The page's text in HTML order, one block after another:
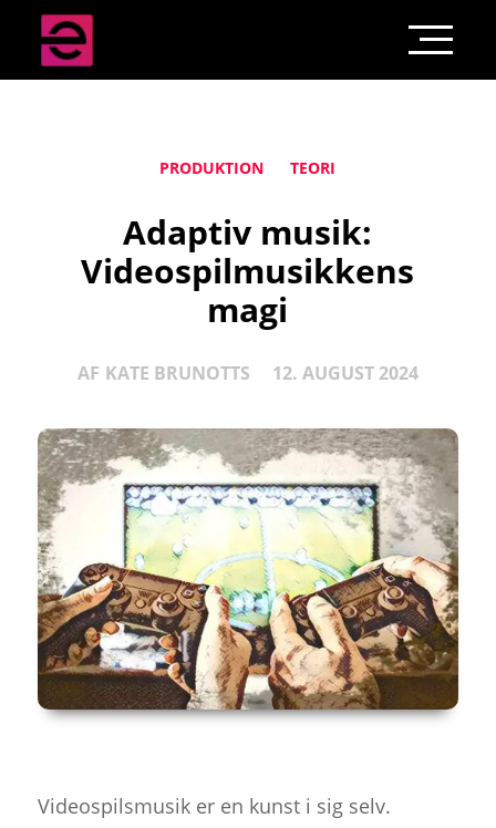
PRODUKTION TEORI
Adaptiv musik:
Videospilmusikkens
magi
AF KATE BRUNOTTS 12. AUGUST 2024
Videospilsmusik er en kunst i sig selv.